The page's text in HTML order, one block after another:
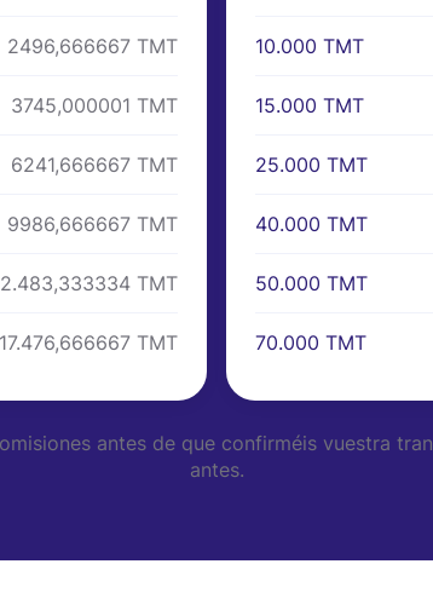
2496,666667 TMT
3745,000001 TMT
6241,666667 TMT
9986,666667 TMT
TMT
17.476,666667 TMT
10.000 TMT
15.000 TMT
25.000 TMT
40.000 TMT
50.000 TMT
70.000 TMT
antes de que confirméis vuestra
antes.